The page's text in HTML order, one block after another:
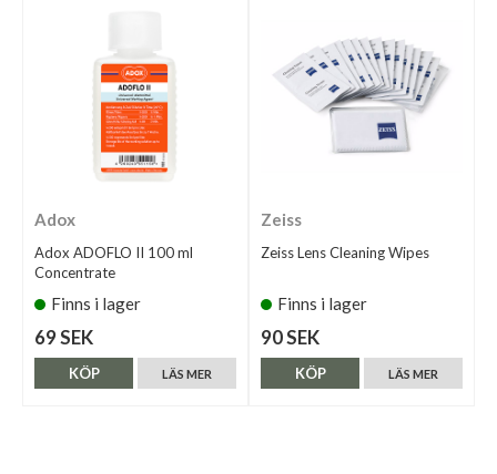
Adox
Adox ADOFLO II 100 ml
Concentrate
Finns i lager
69 SEK
LÄS MER
KÖP
Zeiss
Zeiss Lens Cleaning Wipes
Finns i lager
90 SEK
LÄS MER
KÖP